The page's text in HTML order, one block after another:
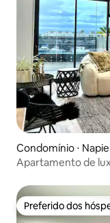
Condomínio ⋅
Apartamento de
Preferido dos
Preferido dos